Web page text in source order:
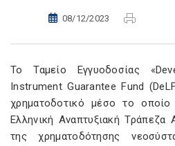
08/12/2023
Το Ταμείο Εγγυοδοσίας
Instrument Guarantee Fund
χρηματοδοτικό μέσο το
Ελληνική Αναπτυξιακή
της χρηματοδότησης